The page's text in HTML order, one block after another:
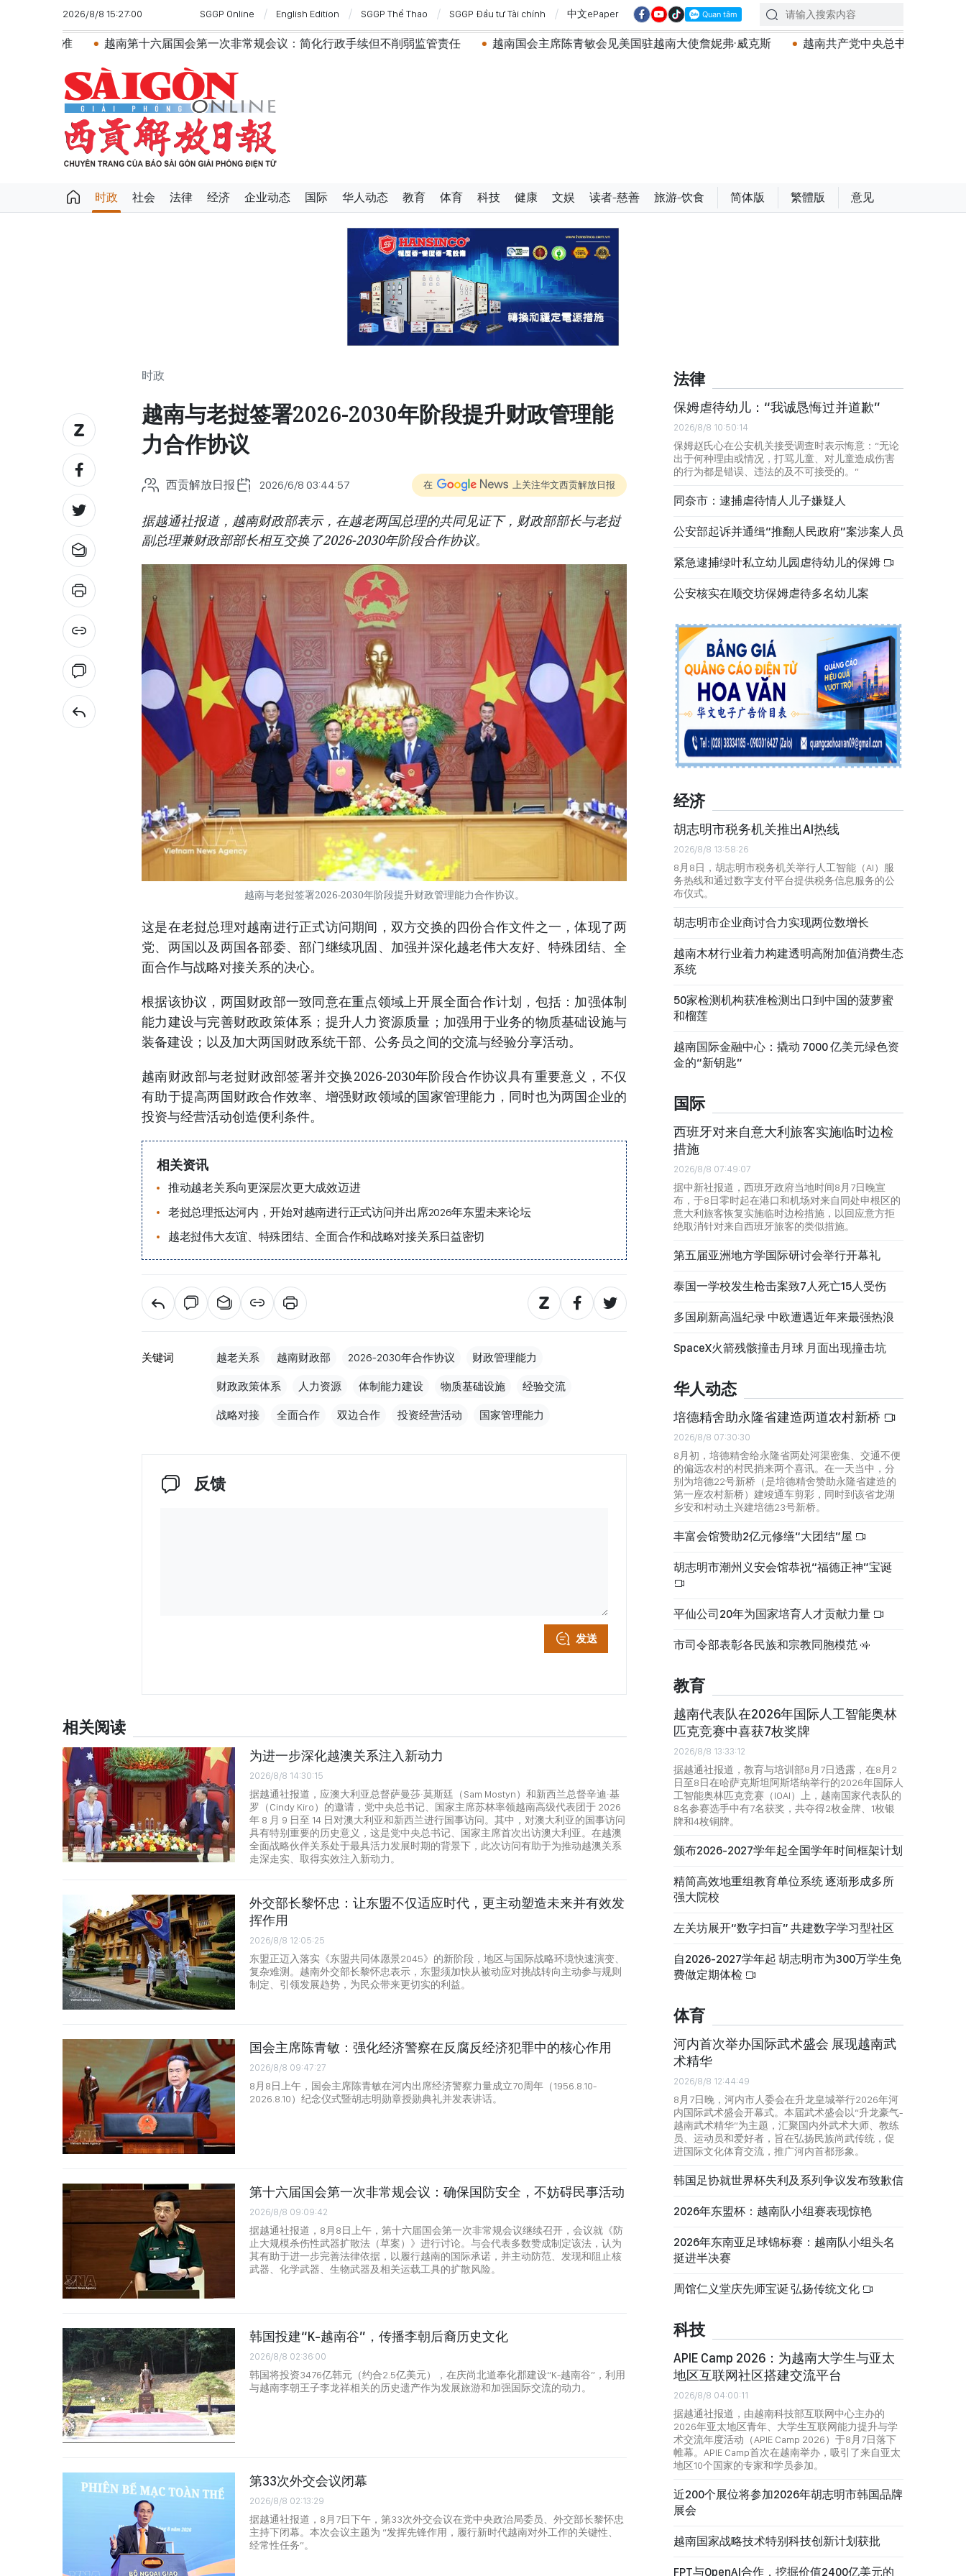
2026/8/8 15:27:00 SGGP Online English Edition SGGP Thể Thao SGGP Đầu tư Tài chính 中文ePaper
南第十六届国会第一次非常规会议：简化行政手续但不削弱监管责任 越南国会主席陈青敏会见美国驻越南大使詹妮弗·威克斯 越南共产党中央总书记、国家主席苏林将对澳大利亚
时政 社会 法律 经济 企业动态 国际 华人动态 教育 体育 科技 健康 文娱 读者-慈善 旅游-饮食 简体版 繁體版 意见
时政
越南与老挝签署2026-2030年阶段提升财政管理能
力合作协议
西贡解放日报 2026/6/8 03:44:57 在 上关注华文西贡解放日报
据越通社报道，越南财政部表示，在越老两国总理的共同见证下，财政部部长与老挝
副总理兼财政部部长相互交换了2026-2030年阶段合作协议。
越南与老挝签署2026-2030年阶段提升财政管理能力合作协议。
这是在老挝总理对越南进行正式访问期间，双方交换的四份合作文件之一，体现了两
党、两国以及两国各部委、部门继续巩固、加强并深化越老伟大友好、特殊团结、全
面合作与战略对接关系的决心。
根据该协议，两国财政部一致同意在重点领域上开展全面合作计划，包括：加强体制
能力建设与完善财政政策体系；提升人力资源质量；加强用于业务的物质基础设施与
装备建设；以及加大两国财政系统干部、公务员之间的交流与经验分享活动。
越南财政部与老挝财政部签署并交换2026-2030年阶段合作协议具有重要意义，不仅
有助于提高两国财政合作效率、增强财政领域的国家管理能力，同时也为两国企业的
投资与经营活动创造便利条件。
相关资讯
推动越老关系向更深层次更大成效迈进
老挝总理抵达河内，开始对越南进行正式访问并出席2026年东盟未来论坛
越老挝伟大友谊、特殊团结、全面合作和战略对接关系日益密切
关键词 越老关系 越南财政部 2026-2030年合作协议 财政管理能力
财政政策体系 人力资源 体制能力建设 物质基础设施 经验交流
战略对接 全面合作 双边合作 投资经营活动 国家管理能力
反馈
发送
相关阅读
为进一步深化越澳关系注入新动力
2026/8/8 14:30:15
据越通社报道，应澳大利亚总督萨曼莎·莫斯廷（Sam Mostyn）和新西兰总督辛迪·基
罗（Cindy Kiro）的邀请，党中央总书记、国家主席苏林率领越南高级代表团于 2026
年 8 月 9 日至 14 日对澳大利亚和新西兰进行国事访问。其中，对澳大利亚的国事访问
具有特别重要的历史意义，这是党中央总书记、国家主席首次出访澳大利亚。在越澳
全面战略伙伴关系处于最具活力发展时期的背景下，此次访问有助于为推动越澳关系
走深走实、取得实效注入新动力。
外交部长黎怀忠：让东盟不仅适应时代，更主动塑造未来并有效发
挥作用
2026/8/8 12:05:25
东盟正迈入落实《东盟共同体愿景2045》的新阶段，地区与国际战略环境快速演变、
复杂难测。越南外交部长黎怀忠表示，东盟须加快从被动应对挑战转向主动参与规则
制定、引领发展趋势，为民众带来更切实的利益。
国会主席陈青敏：强化经济警察在反腐反经济犯罪中的核心作用
2026/8/8 09:47:27
8月8日上午，国会主席陈青敏在河内出席经济警察力量成立70周年（1956.8.10-
2026.8.10）纪念仪式暨胡志明勋章授勋典礼并发表讲话。
第十六届国会第一次非常规会议：确保国防安全，不妨碍民事活动
2026/8/8 09:09:42
据越通社报道，8月8日上午，第十六届国会第一次非常规会议继续召开，会议就《防
止大规模杀伤性武器扩散法（草案）》进行讨论。与会代表多数赞成制定该法，认为
其有助于进一步完善法律依据，以履行越南的国际承诺，并主动防范、发现和阻止核
武器、化学武器、生物武器及相关运载工具的扩散风险。
韩国投建“K-越南谷”，传播李朝后裔历史文化
2026/8/8 02:36:00
韩国将投资3476亿韩元（约合2.5亿美元），在庆尚北道奉化郡建设“K-越南谷”，利用
与越南李朝王子李龙祥相关的历史遗产作为发展旅游和加强国际交流的动力。
第33次外交会议闭幕
2026/8/8 02:13:29
据越通社报道，8月7日下午，第33次外交会议在党中央政治局委员、外交部长黎怀忠
主持下闭幕。本次会议主题为 “发挥先锋作用，履行新时代越南对外工作的关键性、
经常性任务”。
法律
保姆虐待幼儿：“我诚恳悔过并道歉”
2026/8/8 10:50:14
保姆赵氏心在公安机关接受调查时表示悔意：“无论
出于何种理由或情况，打骂儿童、对儿童造成伤害
的行为都是错误、违法的及不可接受的。”
同奈市：逮捕虐待情人儿子嫌疑人
公安部起诉并通缉“推翻人民政府”案涉案人员
紧急逮捕绿叶私立幼儿园虐待幼儿的保姆
公安核实在顺交坊保姆虐待多名幼儿案
经济
胡志明市税务机关推出AI热线
2026/8/8 13:58:26
8月8日，胡志明市税务机关举行人工智能（AI）服
务热线和通过数字支付平台提供税务信息服务的公
布仪式。
胡志明市企业商讨合力实现两位数增长
越南木材行业着力构建透明高附加值消费生态
系统
50家检测机构获准检测出口到中国的菠萝蜜
和榴莲
越南国际金融中心：撬动 7000 亿美元绿色资
金的“新钥匙”
国际
西班牙对来自意大利旅客实施临时边检
措施
2026/8/8 07:49:07
据中新社报道，西班牙政府当地时间8月7日晚宣
布，于8日零时起在港口和机场对来自同处申根区的
意大利旅客恢复实施临时边检措施，以回应意方拒
绝取消针对来自西班牙旅客的类似措施。
第五届亚洲地方学国际研讨会举行开幕礼
泰国一学校发生枪击案致7人死亡15人受伤
多国刷新高温纪录 中欧遭遇近年来最强热浪
SpaceX火箭残骸撞击月球 月面出现撞击坑
华人动态
培德精舍助永隆省建造两道农村新桥
2026/8/8 07:30:30
8月初，培德精舍给永隆省两处河渠密集、交通不便
的偏远农村的村民捎来两个喜讯。在一天当中，分
别为培德22号新桥（是培德精舍赞助永隆省建造的
第一座农村新桥）建竣通车剪彩，同时到该省龙湖
乡安和村动土兴建培德23号新桥。
丰富会馆赞助2亿元修缮“大团结”屋
胡志明市潮州义安会馆恭祝“福德正神”宝诞
平仙公司20年为国家培育人才贡献力量
市司令部表彰各民族和宗教同胞模范
教育
越南代表队在2026年国际人工智能奥林
匹克竞赛中喜获7枚奖牌
2026/8/8 13:33:12
据越通社报道，教育与培训部8月7日透露，在8月2
日至8日在哈萨克斯坦阿斯塔纳举行的2026年国际人
工智能奥林匹克竞赛（IOAI）上，越南国家代表队的
8名参赛选手中有7名获奖，共夺得2枚金牌、1枚银
牌和4枚铜牌。
颁布2026-2027学年起全国学年时间框架计划
精简高效地重组教育单位系统 逐渐形成多所
强大院校
左关坊展开“数字扫盲” 共建数字学习型社区
自2026-2027学年起 胡志明市为300万学生免
费做定期体检
体育
河内首次举办国际武术盛会 展现越南武
术精华
2026/8/8 12:44:49
8月7日晚，河内市人委会在升龙皇城举行2026年河
内国际武术盛会开幕式。本届武术盛会以“升龙豪气-
越南武术精华”为主题，汇聚国内外武术大师、教练
员、运动员和爱好者，旨在弘扬民族尚武传统，促
进国际文化体育交流，推广河内首都形象。
韩国足协就世界杯失利及系列争议发布致歉信
2026年东盟杯：越南队小组赛表现惊艳
2026年东南亚足球锦标赛：越南队小组头名
挺进半决赛
周馆仁义堂庆先师宝诞 弘扬传统文化
科技
APIE Camp 2026：为越南大学生与亚太
地区互联网社区搭建交流平台
2026/8/8 04:00:11
据越通社报道，由越南科技部互联网中心主办的
2026年亚太地区青年、大学生互联网能力提升与学
术交流年度活动（APIE Camp 2026）于8月7日落下
帷幕。APIE Camp首次在越南举办，吸引了来自亚太
地区10个国家的专家和学员参加。
近200个展位将参加2026年胡志明市韩国品牌
展会
越南国家战略技术特别科技创新计划获批
FPT与OpenAI合作，挖掘价值2400亿美元的